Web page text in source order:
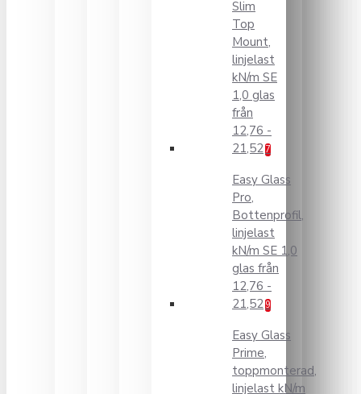
Slim
Top
Mount,
linjelast
kN/m SE
1,0 glas
från
12,76 -
21,52 7
Easy Glass
Pro,
Bottenprofil,
linjelast
kN/m SE 1,0
glas från
12,76 -
21,52 9
Easy Glass
Prime,
toppmonterad,
linjelast kN/m